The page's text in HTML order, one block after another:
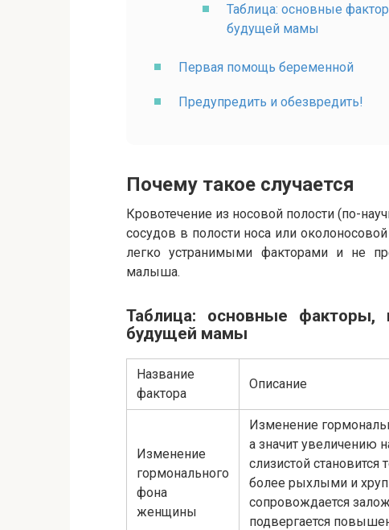
Таблица: основные
будущей мамы
Первая помощь беременной
Предупредить и обезвредить!
Почему такое случается
Кровотечение из носовой полости (по-
сосудов в полости носа или
легко устранимыми факторами и не
малыша.
Таблица: основные факторы,
будущей мамы
Название
фактора
Описание
Изменение
гормонального
фона
женщины
Изменение
а значит увеличению
слизистой
более рыхлыми и
сопровождается
подвергается